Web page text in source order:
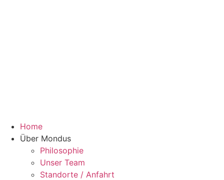
Home
Über Mondus
Philosophie
Unser Team
Standorte / Anfahrt